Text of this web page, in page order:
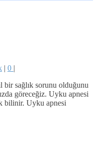
| 0 |
bir sağlık sorunu olduğunu
göreceğiz. Uyku apnesi
bilinir. Uyku apnesi